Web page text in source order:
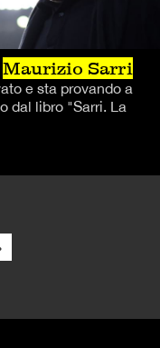
Maurizio Sarri
e sta provando a
dal libro "Sarri. La